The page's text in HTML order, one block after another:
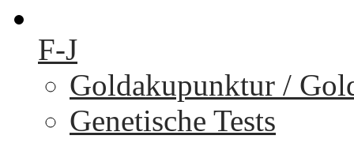
F-J
Goldakupunktur /
Genetische Tests